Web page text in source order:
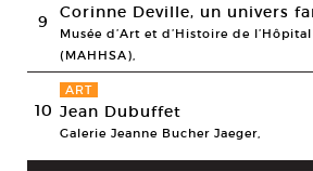
9 Corinne Deville, un univers
Musée d’Art et d’Histoire de
(MAHHSA),
10
ART
Jean Dubuffet
Galerie Jeanne Bucher Jaeger,